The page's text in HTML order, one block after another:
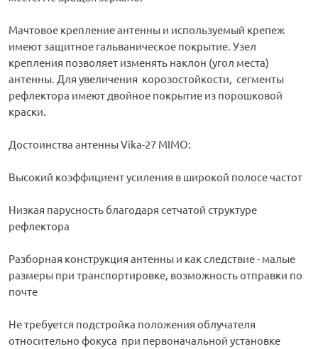
Мачтовое крепление антенны и используемый крепеж
имеют защитное гальваническое покрытие. Узел
крепления позволяет изменять наклон (угол места)
антенны. Для увеличения корозостойкости, сегменты
рефлектора имеют двойное покрытие из порошковой
краски.
Достоинства антенны Vika-27 MIMO:
Высокий коэффициент усиления в широкой полосе частот
Низкая парусность благодаря сетчатой структуре
рефлектора
Разборная конструкция антенны и как следствие - малые
размеры при транспортировке, возможность отправки по
почте
Не требуется подстройка положения облучателя
относительно фокуса при первоначальной установке